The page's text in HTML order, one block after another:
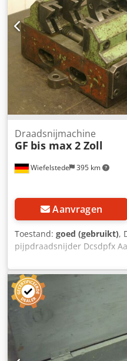
Wiefelstede 395 km
Draadsnijmachine
GF bis max 2 Zoll
Aanvragen
Toestand: goed (gebruikt),
pijpdraadsnijder Dcsdpfx
buismaat 2" - snijbekken:
transmissies - afmetingen:
kg